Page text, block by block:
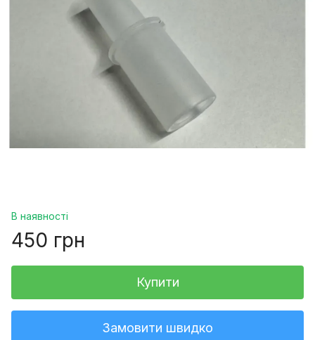
В наявності
450 грн
Купити
Замовити швидко